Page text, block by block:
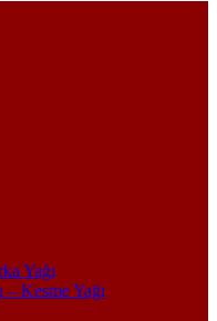
Yağı
– Kesme Yağı